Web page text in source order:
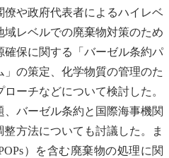
や政府代表者によるハイレベ
域レベルでの廃棄物対策のため
保に関する「 バーゼル条約パ
の策定、化学物質の管理のた
ーチなどについて検討した。
バーゼル条約と 国際海事機関
整方法についても討議した。ま
POPs）を含む廃棄物の処理に関